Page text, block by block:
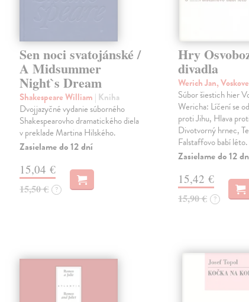
Sen noci svatojánské /
A Midsummer
Night`s Dream
Shakespeare William | Kniha
Dvojjazyčné vydanie súborného
Shakespearovho dramatického diela
v preklade Martina Hilského.
Zasielame do 12 dní
15,04 €
15,50 € ?
Hry
divadla
Werich Jan,
Súbor šiestich hier
Wericha: Líčení se
proti Jihu, Hlava
Divotvorný hrnec,
Falstaffovo babí léto.
Zasielame do 12
15,42 €
15,90 € ?